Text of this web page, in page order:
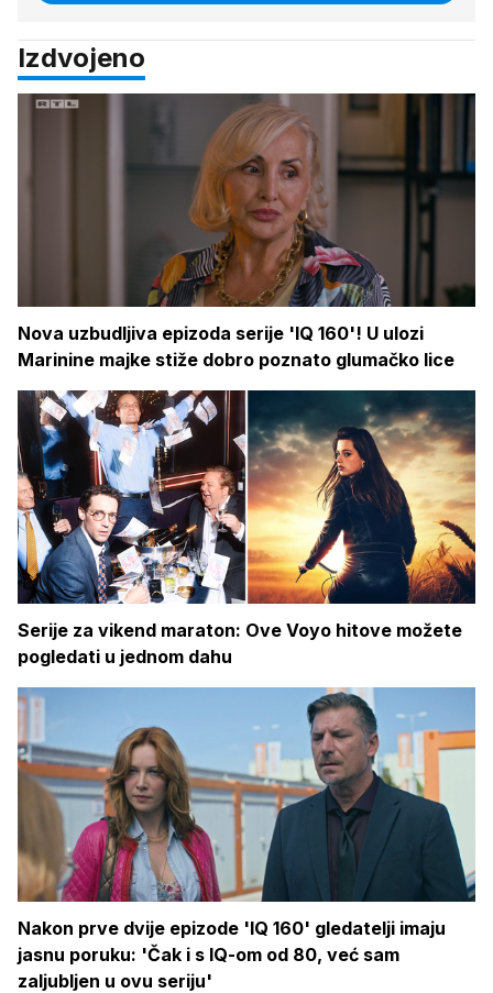
Izdvojeno
Nova uzbudljiva epizoda serije 'IQ 160'! U ulozi
Marinine majke stiže dobro poznato glumačko lice
Serije za vikend maraton: Ove Voyo hitove možete
pogledati u jednom dahu
Nakon prve dvije epizode 'IQ 160' gledatelji imaju
jasnu poruku: 'Čak i s IQ-om od 80, već sam
zaljubljen u ovu seriju'